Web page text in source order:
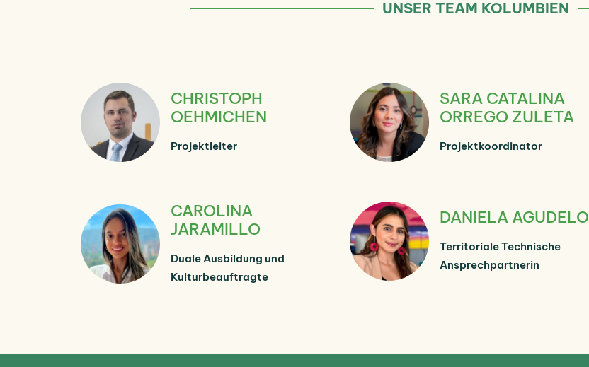
UNSER TEAM KOLUMBIEN
CHRISTOPH
OEHMICHEN
Projektleiter
SARA CATALINA
ORREGO ZULETA
Projektkoordinator
CAROLINA
JARAMILLO
Duale Ausbildung und
Kulturbeauftragte
DANIELA AGUDELO
Territoriale Technische
Ansprechpartnerin